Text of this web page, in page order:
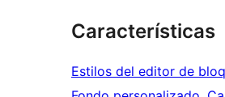
Características
Estilos del editor de